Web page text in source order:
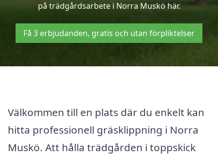
på trädgårdsarbete i Norra Muskö här.
Få 3 erbjudanden, gratis och utan förpliktelser
Välkommen till en plats där du enkelt kan
hitta professionell gräsklippning i Norra
Muskö. Att hålla trädgården i toppskick